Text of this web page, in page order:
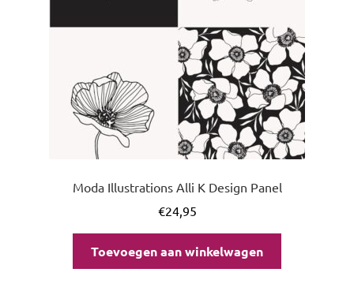
Moda Illustrations Alli K Design Panel
€24,95
Toevoegen aan winkelwagen